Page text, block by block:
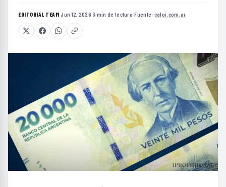
EDITORIAL TEAM·Jun 12, 2026·3 min de lectura·Fuente: caloi.com.ar